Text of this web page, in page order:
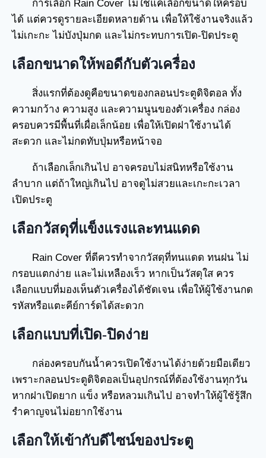
การเลือก Rain Cover ไม่ใช่แค่เลือกขนาดให้ครอบ
ได้ แต่ควรดูรายละเอียดหลายด้าน เพื่อให้ใช้งานจริงแล้ว
ไม่เกะกะ ไม่บังปุ่มกด และไม่กระทบการเปิด-ปิดประตู
เลือกขนาดให้พอดีกับตัวเครื่อง
สิ่งแรกที่ต้องดูคือขนาดของกลอนประตูดิจิตอล ทั้ง
ความกว้าง ความสูง และความนูนของตัวเครื่อง กล่อง
ครอบควรมีพื้นที่เผื่อเล็กน้อย เพื่อให้เปิดฝาใช้งานได้
สะดวก และไม่กดทับปุ่มหรือหน้าจอ
ถ้าเลือกเล็กเกินไป อาจครอบไม่สนิทหรือใช้งาน
ลำบาก แต่ถ้าใหญ่เกินไป อาจดูไม่สวยและเกะกะเวลา
เปิดประตู
เลือกวัสดุที่แข็งแรงและทนแดด
Rain Cover ที่ดีควรทำจากวัสดุที่ทนแดด ทนฝน ไม่
กรอบแตกง่าย และไม่เหลืองเร็ว หากเป็นวัสดุใส ควร
เลือกแบบที่มองเห็นตัวเครื่องได้ชัดเจน เพื่อให้ผู้ใช้งานกด
รหัสหรือแตะคีย์การ์ดได้สะดวก
เลือกแบบที่เปิด-ปิดง่าย
กล่องครอบกันน้ำควรเปิดใช้งานได้ง่ายด้วยมือเดียว
เพราะกลอนประตูดิจิตอลเป็นอุปกรณ์ที่ต้องใช้งานทุกวัน
หากฝาเปิดยาก แข็ง หรือหลวมเกินไป อาจทำให้ผู้ใช้รู้สึก
รำคาญจนไม่อยากใช้งาน
เลือกให้เข้ากับดีไซน์ของประตู